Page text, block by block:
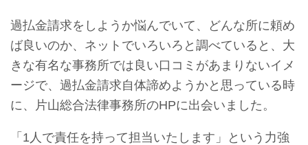
過払金請求をしようか悩んでいて、どんな所に頼め
ば良いのか、ネットでいろいろと調べていると、大
きな有名な事務所では良い口コミがあまりないイメ
ージで、過払金請求自体諦めようかと思っている時
に、片山総合法律事務所のHPに出会いました。
「1人で責任を持って担当いたします」という力強